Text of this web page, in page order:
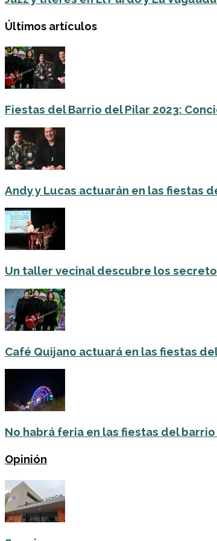
Últimos artículos
Fiestas del Barrio del Pilar 2023:
Andy y Lucas actuarán en las fiestas
Un taller vecinal descubre los
Café Quijano actuará en las fiestas
No habrá feria en las fiestas del
Opinión